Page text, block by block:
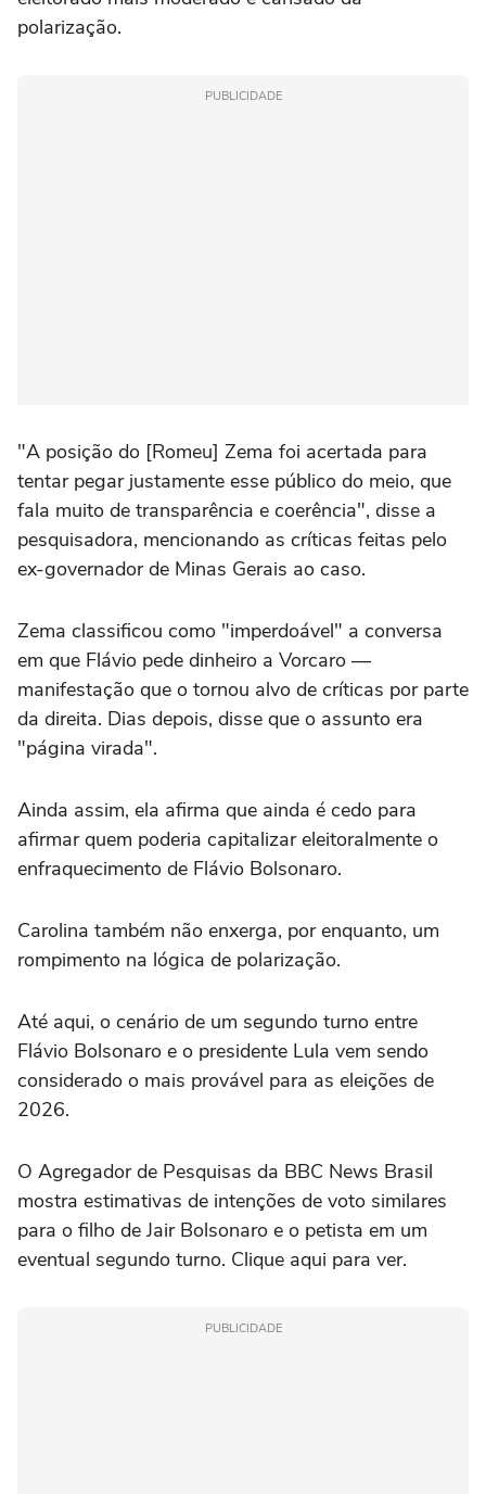
polarização.
PUBLICIDADE
"A posição do [Romeu] Zema foi acertada para
tentar pegar justamente esse público do meio, que
fala muito de transparência e coerência", disse a
pesquisadora, mencionando as críticas feitas pelo
ex-governador de Minas Gerais ao caso.
Zema classificou como "imperdoável" a conversa
em que Flávio pede dinheiro a Vorcaro —
manifestação que o tornou alvo de críticas por parte
da direita. Dias depois, disse que o assunto era
"página virada".
Ainda assim, ela afirma que ainda é cedo para
afirmar quem poderia capitalizar eleitoralmente o
enfraquecimento de Flávio Bolsonaro.
Carolina também não enxerga, por enquanto, um
rompimento na lógica de polarização.
Até aqui, o cenário de um segundo turno entre
Flávio Bolsonaro e o presidente Lula vem sendo
considerado o mais provável para as eleições de
2026.
O Agregador de Pesquisas da BBC News Brasil
mostra estimativas de intenções de voto similares
para o filho de Jair Bolsonaro e o petista em um
eventual segundo turno. Clique aqui para ver.
PUBLICIDADE